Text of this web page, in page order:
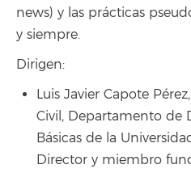
news) y las prácticas
y siempre.
Dirigen:
Luis Javier Capote
Civil, Departamento de
Básicas de la
Director y miembro